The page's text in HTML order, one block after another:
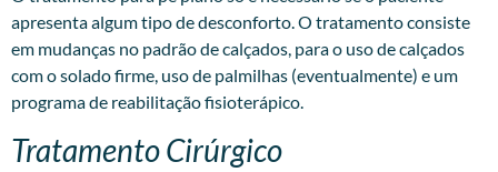
apresenta algum tipo de desconforto. O tratamento consiste
em mudanças no padrão de calçados, para o uso de calçados
com o solado firme, uso de palmilhas (eventualmente) e um
programa de reabilitação fisioterápico.
Tratamento Cirúrgico